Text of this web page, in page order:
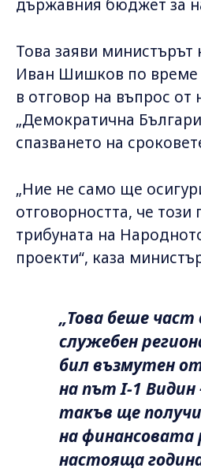
държавния бюджет за
Това заяви министърът
Иван Шишков по време
в отговор на въпрос
„Демократична
спазването на
„Ние не само ще
отговорността, че
трибуната на
проекти“, каза
„Това беше
служебен
бил възмутен
на път I-1
такъв ще
на
настояща